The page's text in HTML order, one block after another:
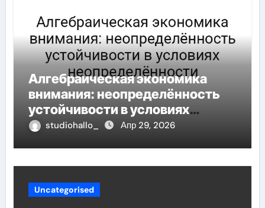
Алгебраическая экономика
внимания: неопределённость
устойчивости в условиях
неопределённости
studiohallo_ Апр 29, 2026
Uncategorised